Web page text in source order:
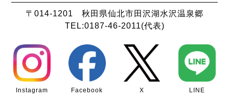
〒014-1201 秋田県仙北市田沢湖水沢温泉郷
TEL:0187-46-2011(代表)
Instagram Facebook X LINE